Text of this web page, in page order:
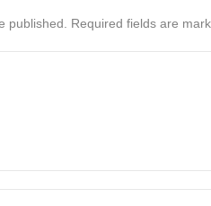
published. Required fields are